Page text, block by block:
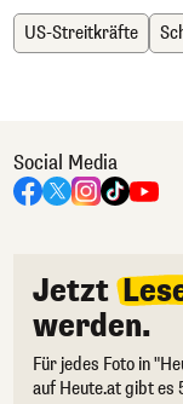
US-Streitkräfte
Social Media
Jetzt
werden.
Für jedes Foto in
auf Heute.at gibt es